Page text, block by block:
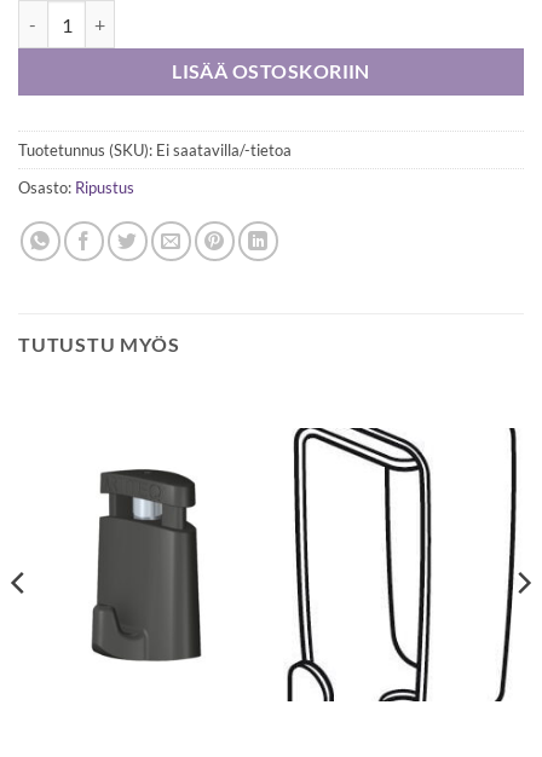
LISÄÄ OSTOSKORIIN
Tuotetunnus (SKU): Ei saatavilla/-tietoa
Osasto: Ripustus
TUTUSTU MYÖS